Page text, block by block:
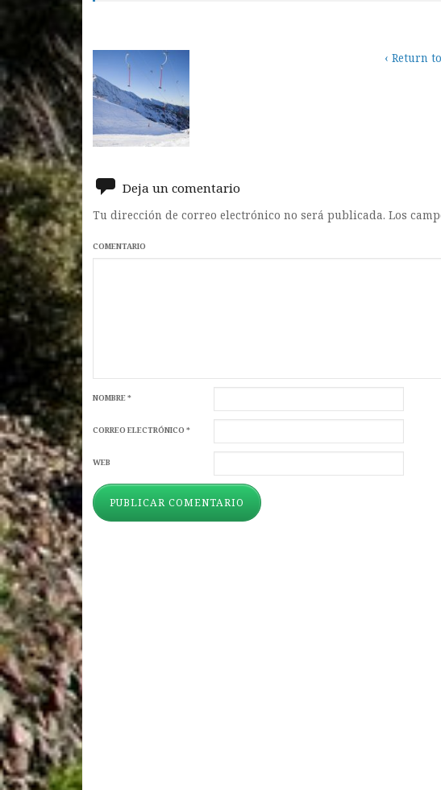
‹ Return
Deja un comentario
Tu dirección de correo electrónico no será publicada. Los
COMENTARIO
NOMBRE*
CORREO ELECTRÓNICO *
WEB